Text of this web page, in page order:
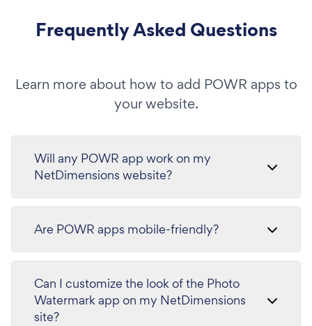
Frequently Asked Questions
Learn more about how to add POWR apps to
your website.
Will any POWR app work on my
NetDimensions website?
Are POWR apps mobile-friendly?
Can I customize the look of the Photo
Watermark app on my NetDimensions
site?